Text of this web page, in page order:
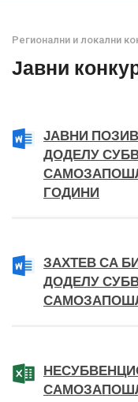
Регионални и локални
Јавни
ЈАВНИ
ДОДЕЛУ
ГОДИНИ
ЗАХТЕВ СА
ДОДЕЛУ